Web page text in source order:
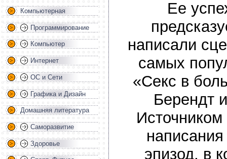
Компьютерная
Программирование
Компьютер
Интернет
ОС и Сети
Графика и Дизайн
Домашняя литература
Саморазвитие
Здоровье
Ее
написали
самых
«Секс в
Берендт
эпизод, в